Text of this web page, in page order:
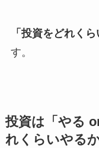
「投資をどれく
す。
投資は「やる
れくらいやるか